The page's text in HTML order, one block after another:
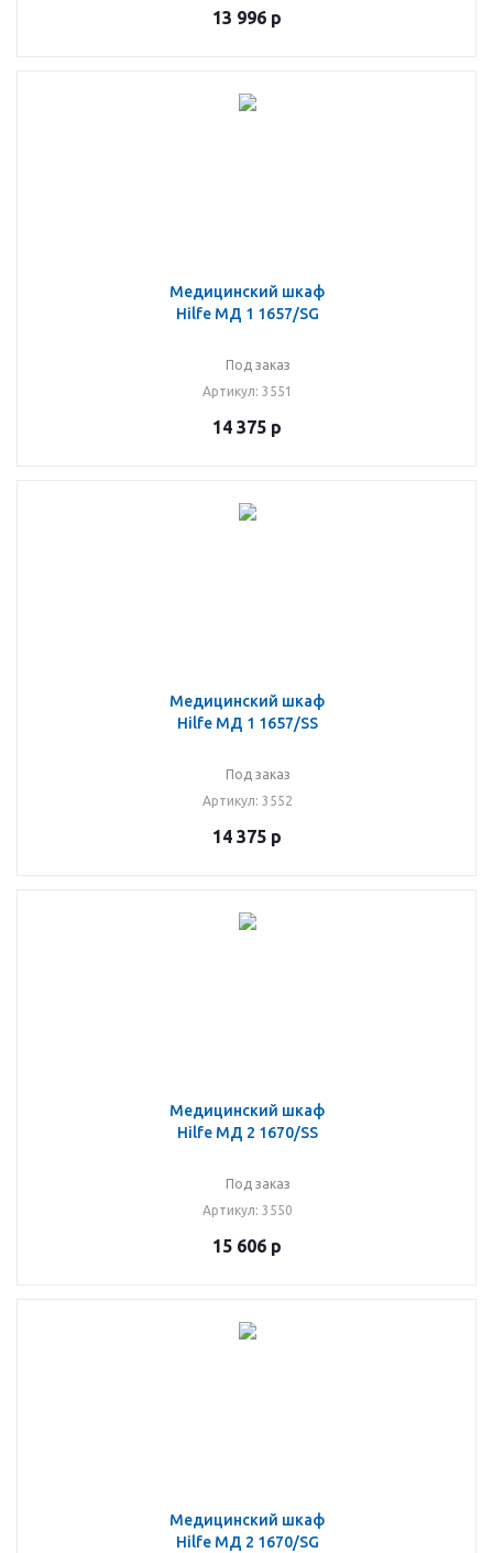
13 996 р
Медицинский шкаф
Hilfe МД 1 1657/SG
Под заказ
Артикул: 3551
14 375 р
Медицинский шкаф
Hilfe МД 1 1657/SS
Под заказ
Артикул: 3552
14 375 р
Медицинский шкаф
Hilfe МД 2 1670/SS
Под заказ
Артикул: 3550
15 606 р
Медицинский шкаф
Hilfe МД 2 1670/SG